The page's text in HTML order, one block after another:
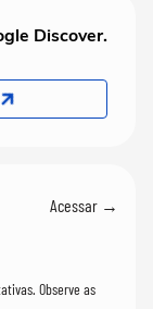
Discover.
Acessar →
Observe as